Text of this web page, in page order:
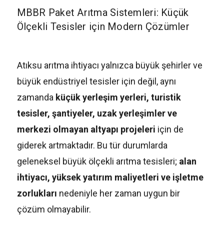
MBBR Paket Arıtma Sistemleri: Küçük
Ölçekli Tesisler için Modern Çözümler
Atıksu arıtma ihtiyacı yalnızca büyük şehirler ve
büyük endüstriyel tesisler için değil, aynı
zamanda küçük yerleşim yerleri, turistik
tesisler, şantiyeler, uzak yerleşimler ve
merkezi olmayan altyapı projeleri için de
giderek artmaktadır. Bu tür durumlarda
geleneksel büyük ölçekli arıtma tesisleri; alan
ihtiyacı, yüksek yatırım maliyetleri ve işletme
zorlukları nedeniyle her zaman uygun bir
çözüm olmayabilir.